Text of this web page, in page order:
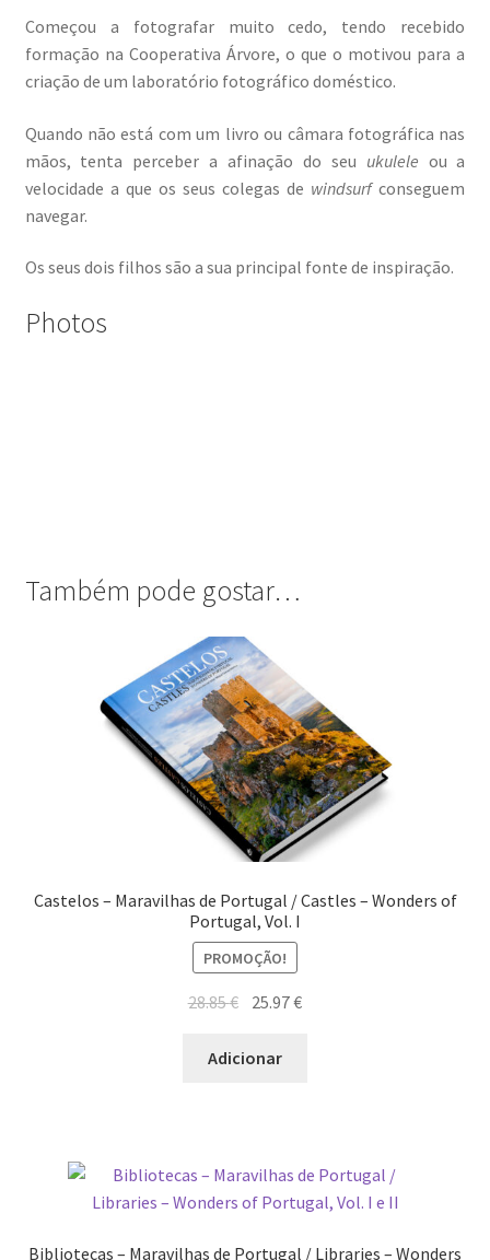
Começou a fotografar muito cedo, tendo recebido
formação na Cooperativa Árvore, o que o motivou para a
criação de um laboratório fotográfico doméstico.
Quando não está com um livro ou câmara fotográfica nas
mãos, tenta perceber a afinação do seu ukulele ou a
velocidade a que os seus colegas de windsurfconseguem
navegar.
Os seus dois filhos são a sua principal fonte de inspiração.
Photos
Também pode gostar…
Castelos – Maravilhas de Portugal / Castles – Wonders of
Portugal, Vol. I
PROMOÇÃO!
28.85€
original
25.97€O
Adicionar
Bibliotecas – Maravilhas de Portugal / Libraries – Wonders